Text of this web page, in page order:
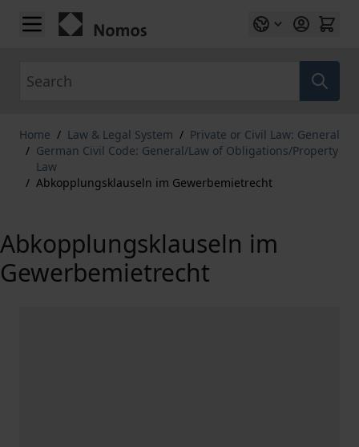
Skip to Content
Home / Law & Legal System / Private or Civil Law: General
/ German Civil Code: General/Law of Obligations/Property
Law
/ Abkopplungsklauseln im Gewerbemietrecht
Abkopplungsklauseln im
Gewerbemietrecht